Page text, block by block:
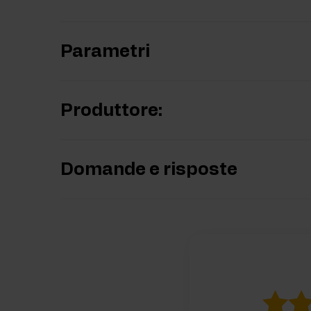
Parametri
Produttore:
Domande e risposte